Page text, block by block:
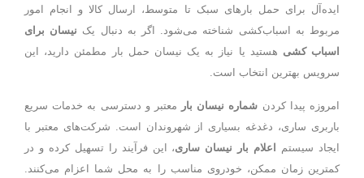
ایده‌آل برای حمل بارهای سبک تا متوسط، ارسال کالا و انجام امور
مربوط به اسباب‌کشی شناخته می‌شود. اگر به دنبال یک نیسان برای
اسباب کشی هستید یا نیاز به یک نیسان حمل بار مطمئن دارید، این
سرویس بهترین انتخاب است.
امروزه پیدا کردن شماره نیسان بار
معتبر و دسترسی به خدمات سریع
باربری ساری، دغدغه بسیاری از شهروندان است. شرکت‌های معتبر با
ایجاد سیستم
اعلام بار نیسان ساری، این فرآیند را تسهیل کرده و در
کمترین زمان ممکن، خودروی مناسب را به محل شما اعزام می‌کنند.